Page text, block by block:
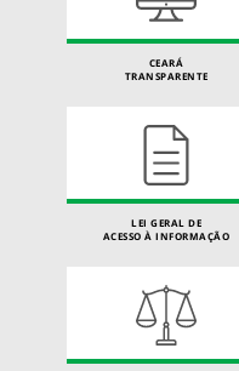
CEARÁ
TRANSPARENTE
LEI GERAL DE
ACESSO À INFORMAÇÃO